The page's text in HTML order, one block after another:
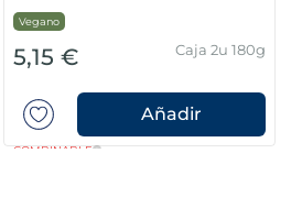
Vegano
5,15 €
COMBINABLE
Caja 2u 180g
Añadir